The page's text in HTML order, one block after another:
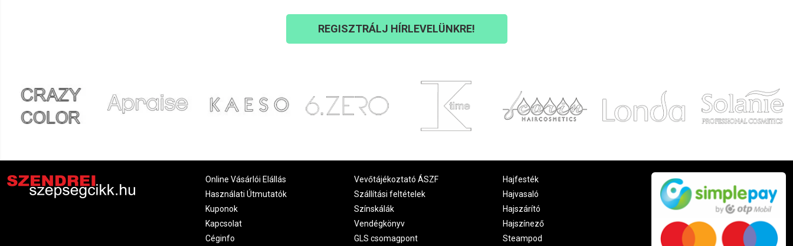
REGISZTRÁLJ HÍRLEVELÜNKRE!
Online Vásárlói Elállás
Használati Útmutatók
Kuponok
Kapcsolat
Céginfo
Vevőtájékoztató ÁSZF
Szállítási feltételek
Színskálák
Vendégkönyv
GLS csomagpont
Hajfesték
Hajvasaló
Hajszárító
Hajszínező
Steampod